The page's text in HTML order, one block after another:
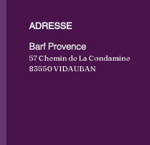
ADRESSE
Barf Provence
57 Chemin de La Condamine
83550 VIDAUBAN